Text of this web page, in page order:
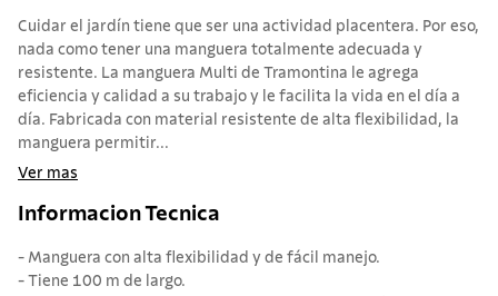
Cuidar el jardín tiene que ser una actividad placentera. Por eso,
nada como tener una manguera totalmente adecuada y
resistente. La manguera Multi de Tramontina le agrega
eficiencia y calidad a su trabajo y le facilita la vida en el día a
día. Fabricada con material resistente de alta flexibilidad, la
manguera permitir...
Ver mas
Informacion Tecnica
- Manguera con alta flexibilidad y de fácil manejo.
- Tiene 100 m de largo.